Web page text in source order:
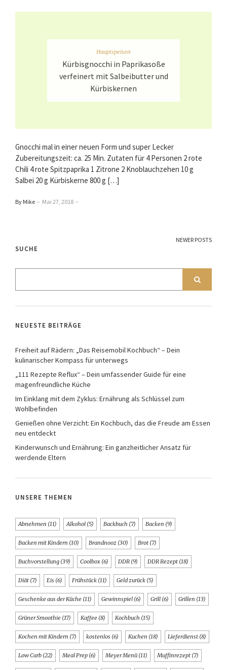
Hauptspeisen
Kürbisgnocchi in Paprikasoße
verfeinert mit Salbeibutter und
Kürbiskernen
Gnocchi mal in einer neuen Form und super Lecker
Zubereitungszeit: ca. 25 Min. Zutaten für 4 Personen 2 rote
Chili 4 rote Spitzpaprika 1 Zitrone 2 Knoblauchzehen 10 g
Salbei 20 g Kürbiskerne 800 g […]
By Mike – Mai 27, 2018 –
NEWER POSTS
SUCHE
NEUESTE BEITRÄGE
Freiheit auf Rädern: „Das Reisemobil Kochbuch“ – Dein
kulinarischer Kompass für unterwegs
„111 Rezepte Reflux“ – Dein umfassender Guide für eine
magenfreundliche Küche
Im Einklang mit dem Zyklus: Ernährung als Schlüssel zum
Wohlbefinden
Genießen ohne Verzicht: Ein Kochbuch, das die Freude am Essen
neu entdeckt
Kinderwunsch und Ernährung: Ein ganzheitlicher Ansatz für
werdende Eltern
UNSERE THEMEN
Abnehmen (11) Alkohol (5) Backbuch (7) Backen (9)
Backen mit Kindern (10) Brandnooz (30) Brot (7)
Buchvorstellung (39) Coolbox (6) DDR (9) DDR Rezept (18)
Diät (7) Eis (6) Frühstück (11) Geld zurück (5)
Geschenke aus der Küche (11) Gewinnspiel (6) Grill (6) Grillen (13)
Grüner Smoothie (17) Kaffee (8) Kochbuch (15)
Kochen mit Kindern (7) kostenlos (6) Kuchen (18) Lieferdienst (8)
Low Carb (22) Meal Prep (6) Meyer Menü (11) Muffinrezept (7)